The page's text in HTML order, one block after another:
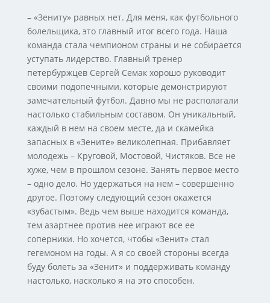
– «Зениту» равных нет. Для меня, как футбольного
болельщика, это главный итог всего года. Наша
команда стала чемпионом страны и не собирается
уступать лидерство. Главный тренер
петербуржцев Сергей Семак хорошо руководит
своими подопечными, которые демонстрируют
замечательный футбол. Давно мы не располагали
настолько стабильным составом. Он уникальный,
каждый в нем на своем месте, да и скамейка
запасных в «Зените» великолепная. Прибавляет
молодежь – Круговой, Мостовой, Чистяков. Все не
хуже, чем в прошлом сезоне. Занять первое место
– одно дело. Но удержаться на нем – совершенно
другое. Поэтому следующий сезон окажется
«зубастым». Ведь чем выше находится команда,
тем азартнее против нее играют все ее
соперники. Но хочется, чтобы «Зенит» стал
гегемоном на годы. А я со своей стороны всегда
буду болеть за «Зенит» и поддерживать команду
настолько, насколько я на это способен.